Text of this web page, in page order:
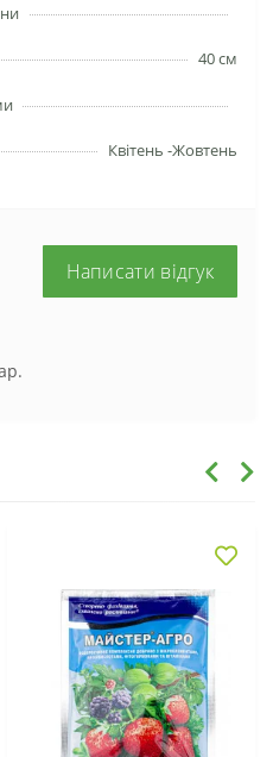
40 см
Квітень -Жовтень
Написати відгук